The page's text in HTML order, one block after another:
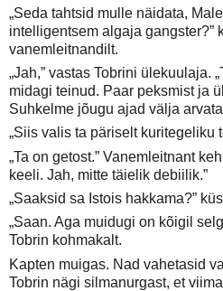
„Seda tahtsid mulle näidata,
intelligentsem algaja gangster?”
vanemleitnandilt.
„Jah,” vastas Tobrini ülekuulaja.
midagi teinud. Paar peksmist ja
Suhkelme jõugu ajad välja
„Siis valis ta päriselt kuritegeliku
„Ta on getost.” Vanemleitnant
keeli. Jah, mitte täielik debiilik.”
„Saaksid sa Istois hakkama?”
„Saan. Aga muidugi on kõigil
Tobrin kohmakalt.
Kapten muigas. Nad vahetasid
Tobrin nägi silmanurgast, et